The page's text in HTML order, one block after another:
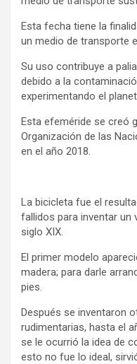
Esta fecha tiene la
un medio de transporte
Su uso contribuye a
debido a la
experimentando el
Esta efeméride se creó
Organización de las
en el año 2018.
La bicicleta fue el
fallidos para inventar un
siglo XIX.
El primer modelo
madera; para darle
pies.
Después se inventaron
rudimentarias, hasta el
se le ocurrió la idea de
esto no fue lo ideal,